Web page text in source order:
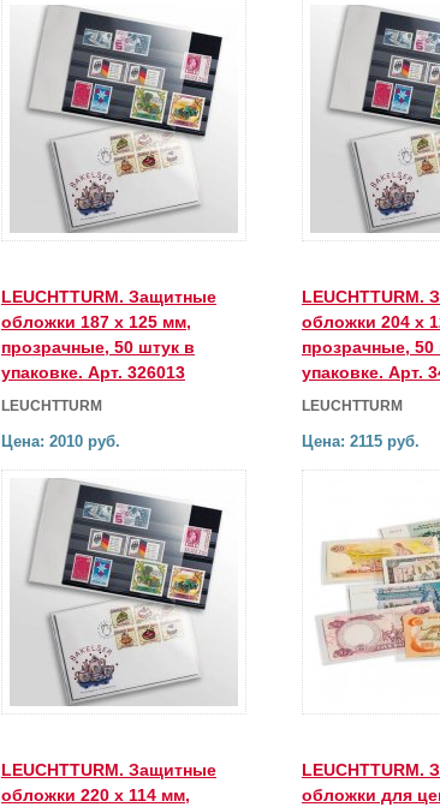
LEUCHTTURM. Защитные
обложки 187 x 125 мм,
прозрачные, 50 штук в
упаковке. Арт. 326013
LEUCHTTURM
Цена: 2010 руб.
LEUCHTTURM.
обложки 204 x
прозрачные, 50
упаковке. Арт.
LEUCHTTURM
Цена: 2115 руб.
LEUCHTTURM. Защитные
обложки 220 x 114 мм,
LEUCHTTURM.
обложки для